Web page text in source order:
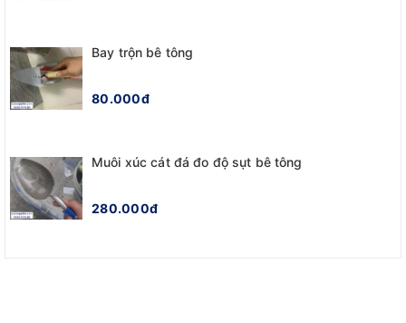
Bay trộn bê tông
80.000đ
Muôi xúc cát đá đo độ sụt bê tông
280.000đ